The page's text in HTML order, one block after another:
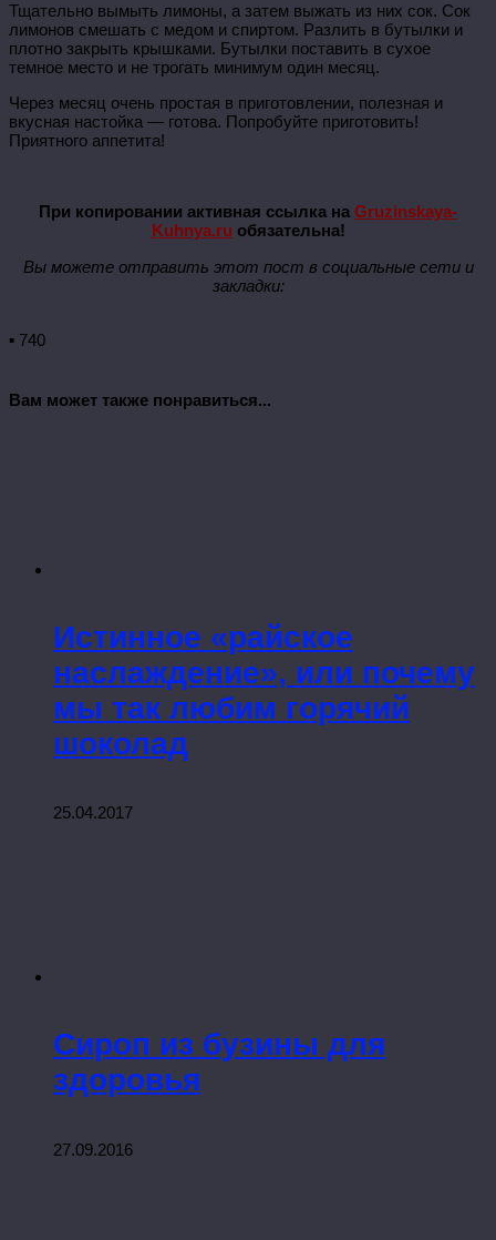
Тщательно вымыть лимоны, а затем выжать из них сок. Сок
лимонов смешать с медом и спиртом. Разлить в бутылки и
плотно закрыть крышками. Бутылки поставить в сухое
темное место и не трогать минимум один месяц.
Через месяц очень простая в приготовлении, полезная и
вкусная настойка — готова. Попробуйте приготовить!
Приятного аппетита!
При копировании активная ссылка наGruzinskaya-
Kuhnya.ru обязательна!
Вы можете отправить этот пост в социальные сети и
закладки:
▪ 740
Вам может также понравиться...
Истинное «райское
наслаждение», или почему
мы так любим горячий
шоколад
25.04.2017
Сироп из бузины для
здоровья
27.09.2016